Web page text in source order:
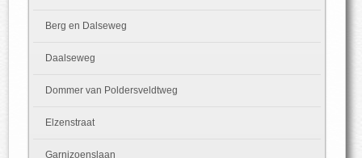
Berg en Dalseweg
Daalseweg
Dommer van Poldersveldtweg
Elzenstraat
Garnizoenslaan